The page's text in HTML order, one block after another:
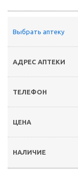
Выбрать аптеку